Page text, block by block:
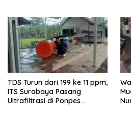
TDS Turun dari 199 ke 11 ppm,
ITS Surabaya Pasang
Ultrafiltrasi di Ponpes